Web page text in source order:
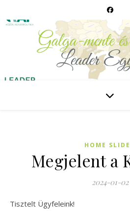
HOME
Megjelent a
2024-01-02
Tisztelt Ügyfeleink!